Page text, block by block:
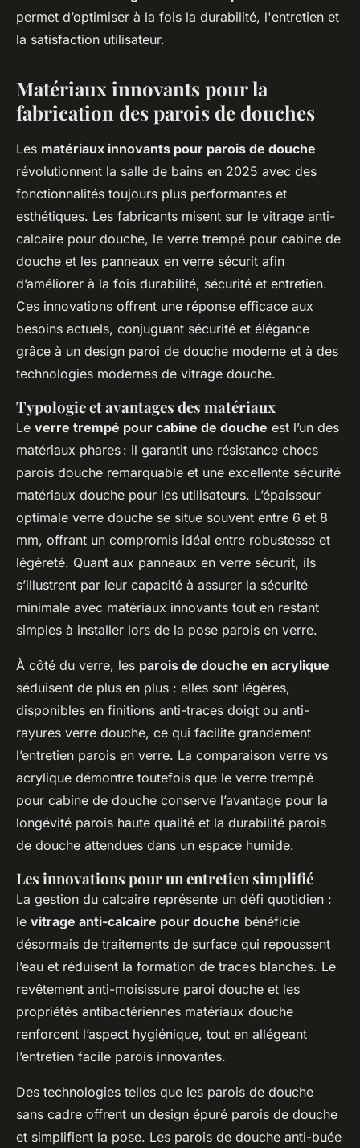
permet d’optimiser à la fois la durabilité, l'entretien et
la satisfaction utilisateur.
Matériaux innovants pour la
fabrication des parois de douches
Les matériaux innovants pour parois de douche
révolutionnent la salle de bains en 2025 avec des
fonctionnalités toujours plus performantes et
esthétiques. Les fabricants misent sur le vitrage anti-
calcaire pour douche, le verre trempé pour cabine de
douche et les panneaux en verre sécurit afin
d’améliorer à la fois durabilité, sécurité et entretien.
Ces innovations offrent une réponse efficace aux
besoins actuels, conjuguant sécurité et élégance
grâce à un design paroi de douche moderne et à des
technologies modernes de vitrage douche.
Typologie et avantages des matériaux
Le verre trempé pour cabine de douche est l’un des
matériaux phares : il garantit une résistance chocs
parois douche remarquable et une excellente sécurité
matériaux douche pour les utilisateurs. L’épaisseur
optimale verre douche se situe souvent entre 6 et 8
mm, offrant un compromis idéal entre robustesse et
légèreté. Quant aux panneaux en verre sécurit, ils
s’illustrent par leur capacité à assurer la sécurité
minimale avec matériaux innovants tout en restant
simples à installer lors de la pose parois en verre.
À côté du verre, les parois de douche en acrylique
séduisent de plus en plus : elles sont légères,
disponibles en finitions anti-traces doigt ou anti-
rayures verre douche, ce qui facilite grandement
l’entretien parois en verre. La comparaison verre vs
acrylique démontre toutefois que le verre trempé
pour cabine de douche conserve l’avantage pour la
longévité parois haute qualité et la durabilité parois
de douche attendues dans un espace humide.
Les innovations pour un entretien simplifié
La gestion du calcaire représente un défi quotidien :
le vitrage anti-calcaire pour douche bénéficie
désormais de traitements de surface qui repoussent
l’eau et réduisent la formation de traces blanches. Le
revêtement anti-moisissure paroi douche et les
propriétés antibactériennes matériaux douche
renforcent l’aspect hygiénique, tout en allégeant
l’entretien facile parois innovantes.
Des technologies telles que les parois de douche
sans cadre offrent un design épuré parois de douche
et simplifient la pose. Les parois de douche anti-buée